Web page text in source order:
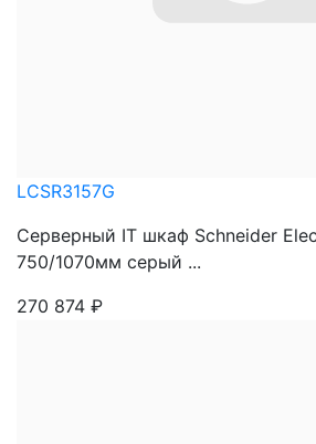
LCSR3157G
Серверный IT шкаф Schneider
750/1070мм серый ...
270 874 ₽